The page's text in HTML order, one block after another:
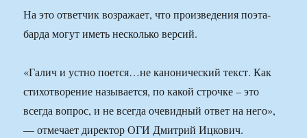
На это ответчик возражает, что произведения поэта-
барда могут иметь несколько версий.
«Галич и устно поется…не канонический текст. Как
стихотворение называется, по какой строчке – это
всегда вопрос, и не всегда очевидный ответ на него»,
— отмечает директор ОГИ Дмитрий Ицкович.